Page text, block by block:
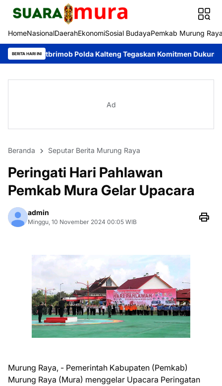
HomeNasionalDaerahEkonomiSosial BudayaPemkab Murung
BERITA HARI INI
Polda Kalteng Tegaskan Komitmen Dukung Pencegahan
Ad
Beranda Seputar Berita Murung Raya
Peringati Hari Pahlawan
Pemkab Mura Gelar Upacara
admin
Minggu, 10 November 2024 00:05 WIB
Murung Raya, - Pemerintah Kabupaten (Pemkab)
Murung Raya (Mura) menggelar Upacara Peringatan